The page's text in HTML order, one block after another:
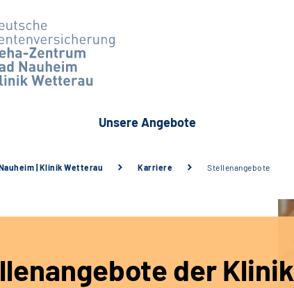
Unsere Angebote
| Klinik Wetterau Karriere Stellenangebote
der Klinik